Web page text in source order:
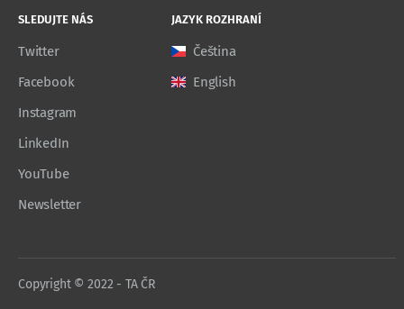
SLEDUJTE NÁS
Twitter
Facebook
Instagram
LinkedIn
YouTube
Newsletter
JAZYK ROZHRANÍ
Čeština
English
Copyright © 2022 - TA ČR